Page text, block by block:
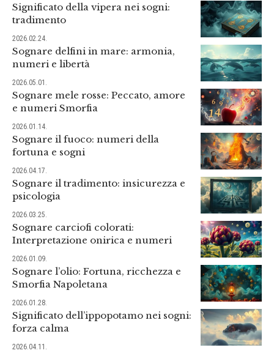
Significato della vipera nei sogni:
tradimento
2026.02.24.
Sognare delfini in mare: armonia,
numeri e libertà
2026.05.01.
Sognare mele rosse: Peccato, amore
e numeri Smorfia
2026.01.14.
Sognare il fuoco: numeri della
fortuna e sogni
2026.04.17.
Sognare il tradimento: insicurezza e
psicologia
2026.03.25.
Sognare carciofi colorati:
Interpretazione onirica e numeri
2026.01.09.
Sognare l’olio: Fortuna, ricchezza e
Smorfia Napoletana
2026.01.28.
Significato dell’ippopotamo nei sogni:
forza calma
2026.04.11.